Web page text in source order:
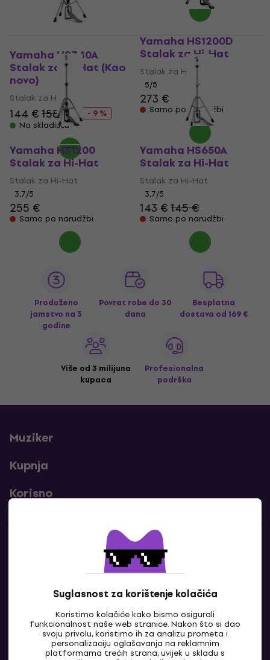
Suglasnost za korištenje kolačića
Koristimo kolačiće kako bismo osigurali
funkcionalnost naše web stranice. Nakon što si dao
svoju privolu, koristimo ih za analizu prometa i
personalizaciju oglašavanja na reklamnim
platformama trećih strana, uvijek u skladu s
Yamaha HS740A
Stalak za Hi-Hat (Kao
novo)
Stalak za Hi-Hat
144 €158 €
- 9 %
Na skladištu
Yamaha HS1200D
Stalak za Hi-Hat
Stalak za Hi-Hat
5/5
273 €
Samo po narudžbi
Yamaha HS1200
Stalak za Hi-Hat
Stalak za Hi-Hat
3,7/5
255 €
Samo po narudžbi
Yamaha HS650A
Stalak za Hi-Hat
Stalak za Hi-Hat
3,7/5
143 €145 €
Samo po narudžbi
Produženo
jamstvo na 3
godine
Povrat robe do 30
dana
Besplatna
dostava od 169 €
Više od 3 milijuna
kupaca
Profesionalna
podrška
Muziker
Kupnja
Korisno
Kontakti
Javi nam se